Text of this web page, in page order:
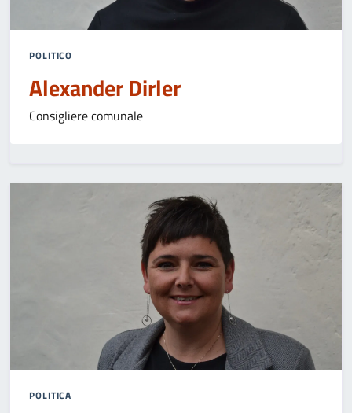
POLITICO
Alexander Dirler
Consigliere comunale
POLITICA